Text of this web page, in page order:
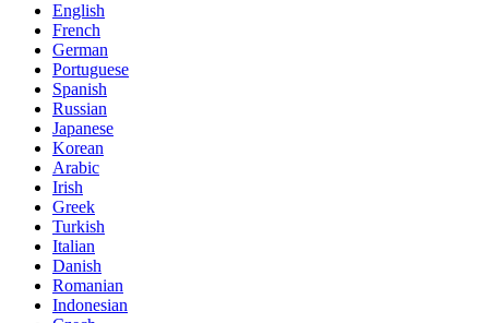
English
French
German
Portuguese
Spanish
Russian
Japanese
Korean
Arabic
Irish
Greek
Turkish
Italian
Danish
Romanian
Indonesian